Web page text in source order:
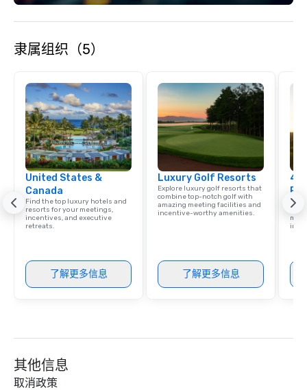
soft rock, and jazz. You can even
experience live band karaoke with
gifted co-vocalists sharing leads and
audience, create a positive
atmosphere, and ensure everyone has
a great time. Acoustic Duo: In addition
to their full live band experience,
StarAlliance offers an acoustic duo.
Same great energy and variety, but in
an affordable acoustic setting.
Serving the greater Phoenix/Tucson
region. ★ STAR LYNN FIEGENER- LEAD
AND BACKGROUND VOCALS ★ ★ JIM
LEWICKI- BASS, LEAD AND
BACKGROUND VOCALS ★ ★ TINO
隶属组织（5）
United States &
Canada
Find the top luxury hotels and
resorts for your meetings,
incentives, and executive
retreats.
了解更多信息
Luxury Golf Resorts
Explore luxury golf resorts that
combine top-notch golf with
amazing meeting facilities and
incentive-worthy amenities.
了解更多信息
4
其他信息
取消政策